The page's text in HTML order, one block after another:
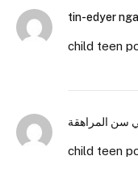
tin-edyer
child teen
child teen